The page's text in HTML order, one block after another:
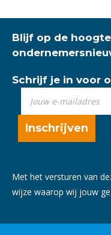
Blijf op de
Schrijf je in voor
Met het versturen van
wijze waarop wij jouw